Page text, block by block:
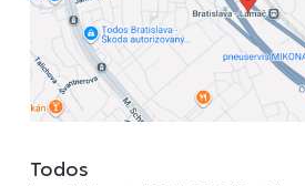
Todos